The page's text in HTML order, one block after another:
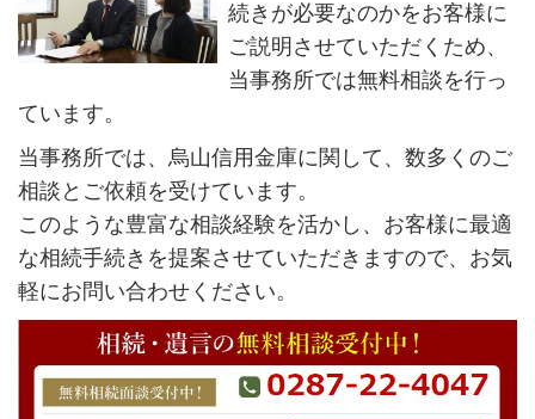
続きが必要なのかをお客様に
ご説明させていただくため、
当事務所では無料相談を行っ
ています。
当事務所では、烏山信用金庫に関して、数多くのご
相談とご依頼を受けています。
このような豊富な相談経験を活かし、お客様に最適
な相続手続きを提案させていただきますので、お気
軽にお問い合わせください。